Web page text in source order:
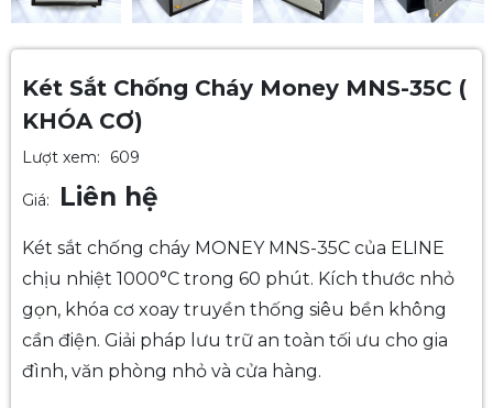
Két Sắt Chống Cháy Money MNS-35C (
KHÓA CƠ)
Lượt xem: 609
Giá: Liên hệ
Két sắt chống cháy MONEY MNS-35C của ELINE
chịu nhiệt 1000°C trong 60 phút. Kích thước nhỏ
gọn, khóa cơ xoay truyền thống siêu bền không
cần điện. Giải pháp lưu trữ an toàn tối ưu cho gia
đình, văn phòng nhỏ và cửa hàng.